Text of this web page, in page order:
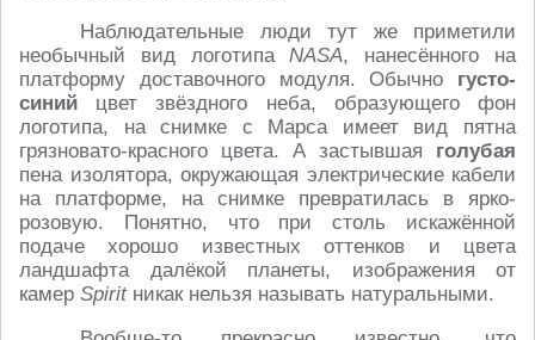
Наблюдательные люди тут же приметили
необычный вид логотипаNASA, нанесённого на
платформу доставочного модуля. Обычно густо-
синий цвет звёздного неба, образующего фон
логотипа, на снимке с Марса имеет вид пятна
грязновато-красного цвета. А застывшая голубая
пена изолятора, окружающая электрические кабели
на платформе, на снимке превратилась в ярко-
розовую. Понятно, что при столь искажённой
подаче хорошо известных оттенков и цвета
ландшафта далёкой планеты, изображения от
камер Spiritникак нельзя называть натуральными.